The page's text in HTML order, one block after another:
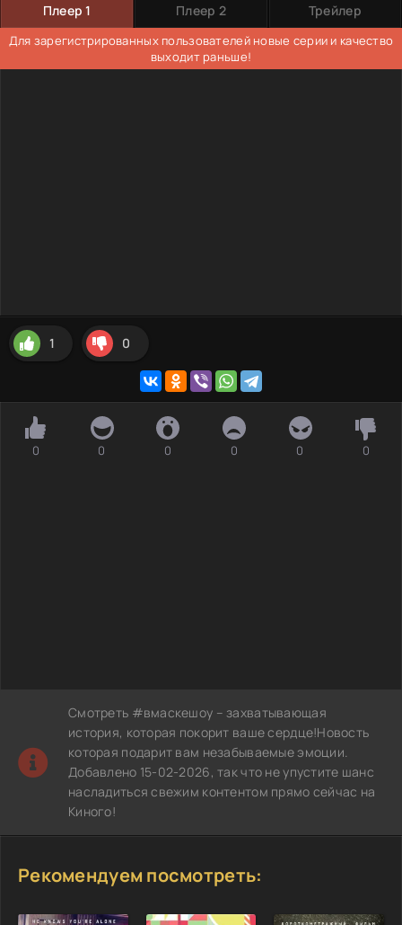
Плеер 1 Плеер 2 Трейлер
Для зарегистрированных пользователей новые серии и качество
выходит раньше!
1 0
0 0 0 0 0 0
Смотреть #вмаскешоу – захватывающая
история, которая покорит ваше сердце!Новость
которая подарит вам незабываемые эмоции.
Добавлено 15-02-2026, так что не упустите шанс
насладиться свежим контентом прямо сейчас на
Киного!
Рекомендуем посмотреть: